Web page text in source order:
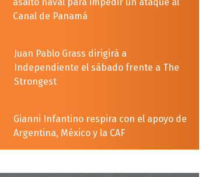
Canal de Panamá
Juan Pablo Grass dirigirá a
Independiente el sábado frente a The
Strongest
Gianni Infantino respira con el apoyo de
Argentina, México y la CAF